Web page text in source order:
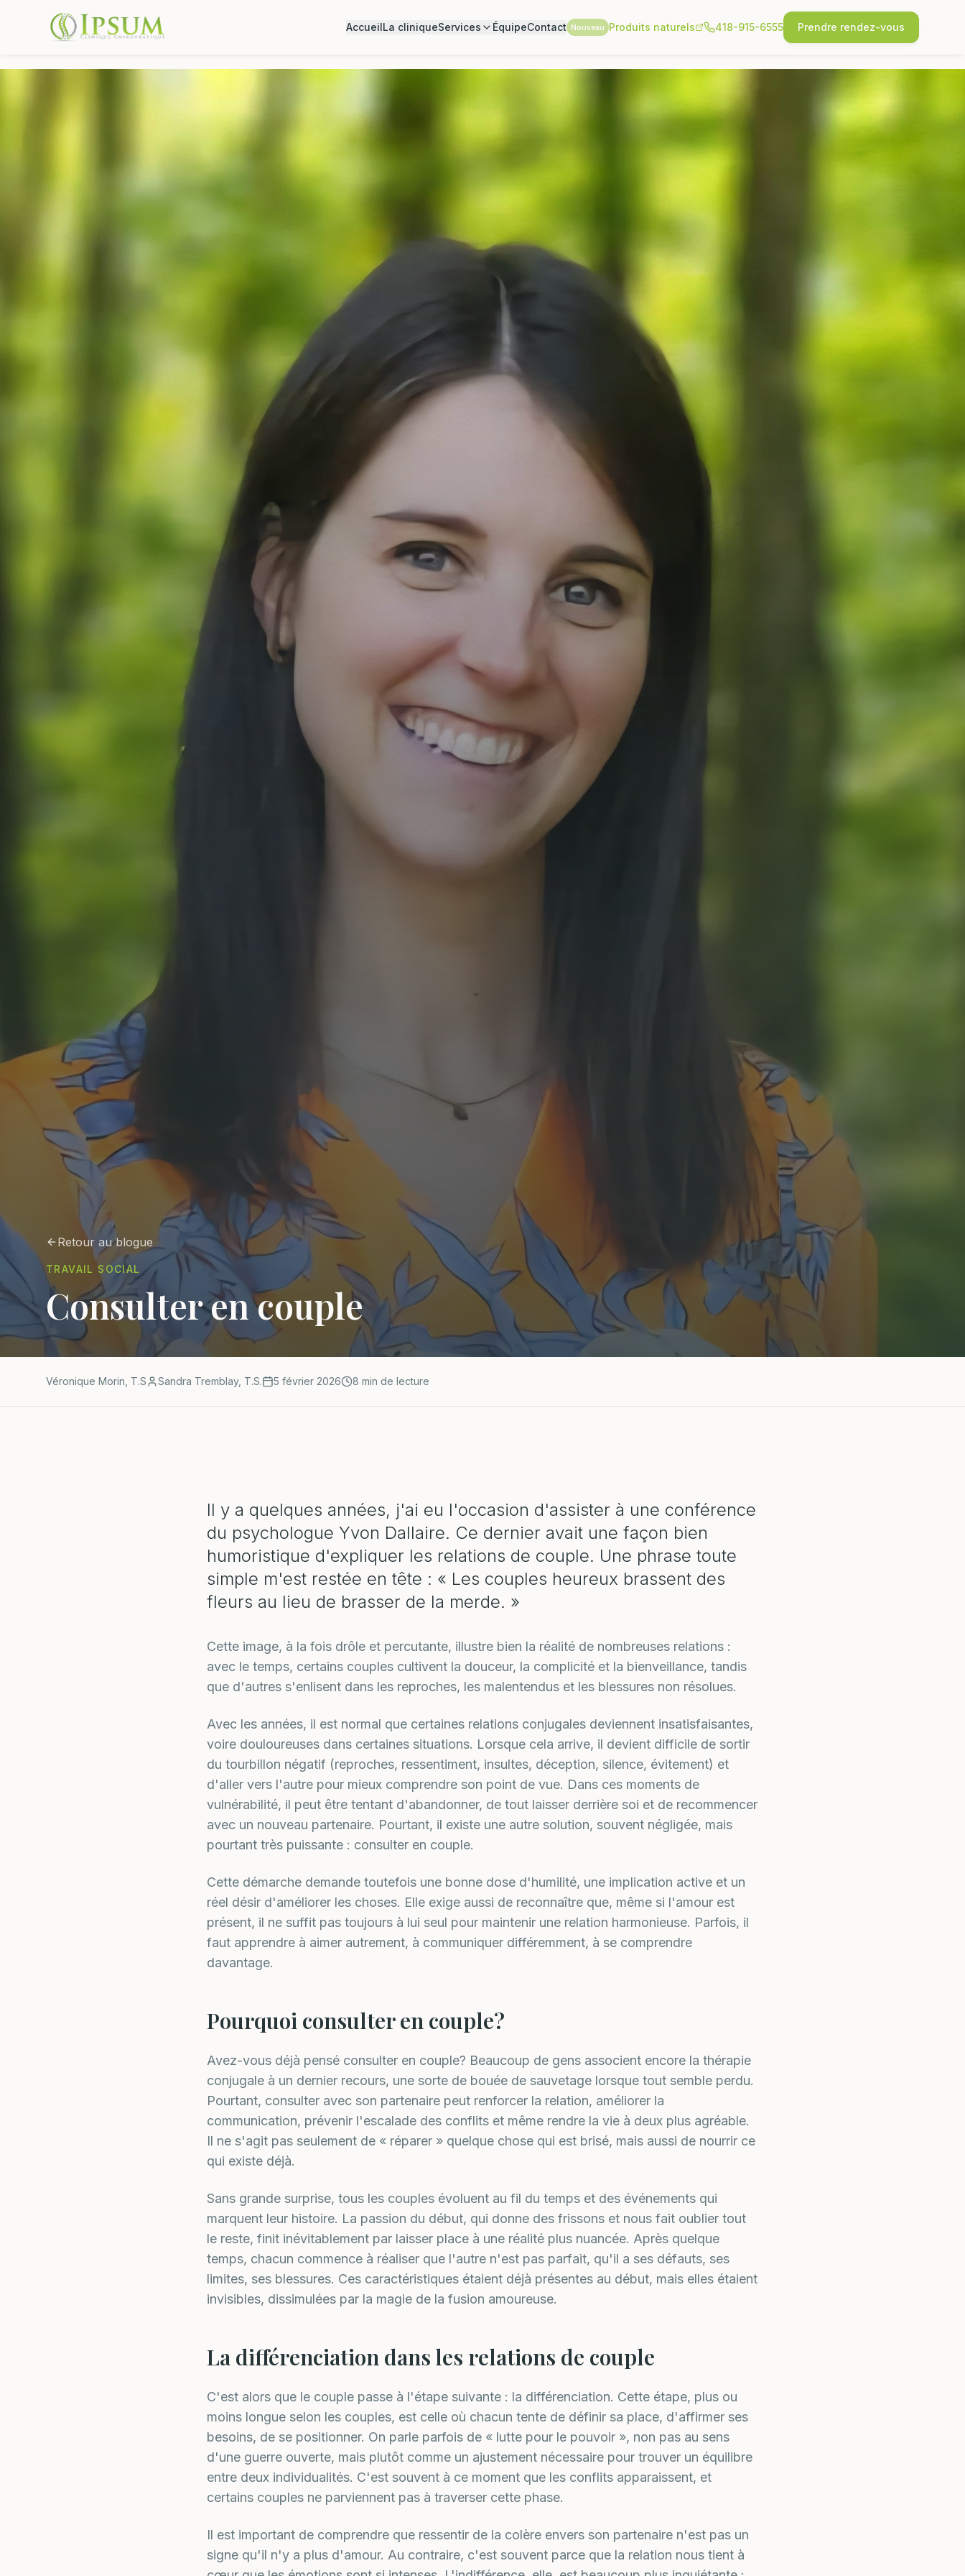
AccueilLa cliniqueServices ÉquipeContact Nouveau Produits naturels 418-915-6555 Prendre rendez-vous
Retour au blogue
TRAVAIL SOCIAL
Consulter en couple
Véronique Morin, T.S Sandra Tremblay, T.S. 5 février 2026 8 min de lecture
Il y a quelques années, j'ai eu l'occasion d'assister à une conférence
du psychologue Yvon Dallaire. Ce dernier avait une façon bien
humoristique d'expliquer les relations de couple. Une phrase toute
simple m'est restée en tête : « Les couples heureux brassent des
fleurs au lieu de brasser de la merde. »
Cette image, à la fois drôle et percutante, illustre bien la réalité de nombreuses relations :
avec le temps, certains couples cultivent la douceur, la complicité et la bienveillance, tandis
que d'autres s'enlisent dans les reproches, les malentendus et les blessures non résolues.
Avec les années, il est normal que certaines relations conjugales deviennent insatisfaisantes,
voire douloureuses dans certaines situations. Lorsque cela arrive, il devient difficile de sortir
du tourbillon négatif (reproches, ressentiment, insultes, déception, silence, évitement) et
d'aller vers l'autre pour mieux comprendre son point de vue. Dans ces moments de
vulnérabilité, il peut être tentant d'abandonner, de tout laisser derrière soi et de recommencer
avec un nouveau partenaire. Pourtant, il existe une autre solution, souvent négligée, mais
pourtant très puissante : consulter en couple.
Cette démarche demande toutefois une bonne dose d'humilité, une implication active et un
réel désir d'améliorer les choses. Elle exige aussi de reconnaître que, même si l'amour est
présent, il ne suffit pas toujours à lui seul pour maintenir une relation harmonieuse. Parfois, il
faut apprendre à aimer autrement, à communiquer différemment, à se comprendre
davantage.
Pourquoi consulter en couple?
Avez-vous déjà pensé consulter en couple? Beaucoup de gens associent encore la thérapie
conjugale à un dernier recours, une sorte de bouée de sauvetage lorsque tout semble perdu.
Pourtant, consulter avec son partenaire peut renforcer la relation, améliorer la
communication, prévenir l'escalade des conflits et même rendre la vie à deux plus agréable.
Il ne s'agit pas seulement de « réparer » quelque chose qui est brisé, mais aussi de nourrir ce
qui existe déjà.
Sans grande surprise, tous les couples évoluent au fil du temps et des événements qui
marquent leur histoire. La passion du début, qui donne des frissons et nous fait oublier tout
le reste, finit inévitablement par laisser place à une réalité plus nuancée. Après quelque
temps, chacun commence à réaliser que l'autre n'est pas parfait, qu'il a ses défauts, ses
limites, ses blessures. Ces caractéristiques étaient déjà présentes au début, mais elles étaient
invisibles, dissimulées par la magie de la fusion amoureuse.
La différenciation dans les relations de couple
C'est alors que le couple passe à l'étape suivante : la différenciation. Cette étape, plus ou
moins longue selon les couples, est celle où chacun tente de définir sa place, d'affirmer ses
besoins, de se positionner. On parle parfois de « lutte pour le pouvoir », non pas au sens
d'une guerre ouverte, mais plutôt comme un ajustement nécessaire pour trouver un équilibre
entre deux individualités. C'est souvent à ce moment que les conflits apparaissent, et
certains couples ne parviennent pas à traverser cette phase.
Il est important de comprendre que ressentir de la colère envers son partenaire n'est pas un
signe qu'il n'y a plus d'amour. Au contraire, c'est souvent parce que la relation nous tient à